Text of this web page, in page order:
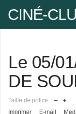
CINÉ-
Le 05/
DE
Taille de police
Imprimer
E-mail
Pseudo
Mot de passe